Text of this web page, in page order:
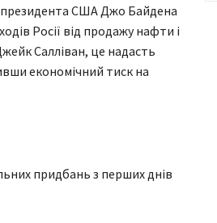
президента США Джо Байдена
Росії від продажу нафти і
Салліван, це надасть
економічний тиск на
придбань з перших днів